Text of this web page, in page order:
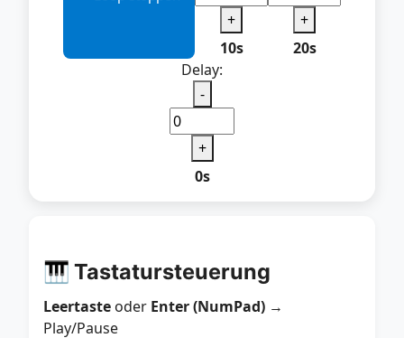
+
10s
+
20s
Delay:
-
+
0s
🎹 Tastatursteuerung
Leertaste oder Enter (NumPad) →
Play/Pause